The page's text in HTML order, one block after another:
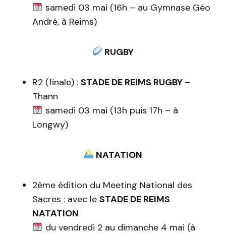
samedi 03 mai (16h – au Gymnase Géo
André, à Reims)
RUGBY
R2 (finale) : STADE DE REIMS RUGBY –
Thann
samedi 03 mai (13h puis 17h – à
Longwy)
NATATION
2ème édition du Meeting National des
Sacres : avec le STADE DE REIMS
NATATION
du vendredi 2 au dimanche 4 mai (à